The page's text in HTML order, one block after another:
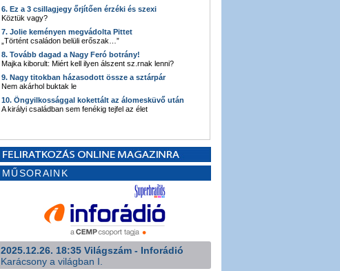
6. Ez a 3 csillagjegy őrjítően érzéki és szexi
Köztük vagy?
7. Jolie keményen megvádolta Pittet
„Történt családon belüli erőszak…”
8. Tovább dagad a Nagy Feró botrány!
Majka kiborult: Miért kell ilyen álszent sz.rnak lenni?
9. Nagy titokban házasodott össze a sztárpár
Nem akárhol buktak le
10. Öngyilkossággal kokettált az álomesküvő után
A királyi családban sem fenékig tejfel az élet
MŰSORAINK
2025.12.26. 18:35 Világszám - Inforádió
Karácsony a világban I.